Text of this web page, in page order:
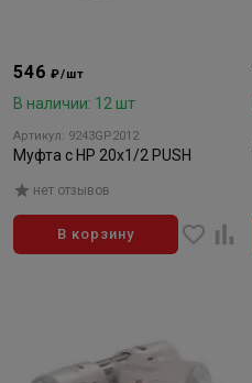
546₽/шт
В наличии: 12 шт
Артикул: 9243GP2012
Муфта с НР 20x1/2 PUSH
нет отзывов
В корзину